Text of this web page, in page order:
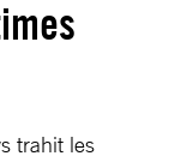
trahit les